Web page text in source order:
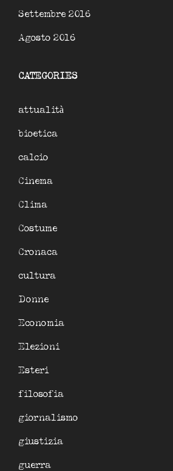
Settembre 2016
Agosto 2016
CATEGORIES
attualità
bioetica
calcio
Cinema
Clima
Costume
Cronaca
cultura
Donne
Economia
Elezioni
Esteri
filosofia
giornalismo
giustizia
guerra